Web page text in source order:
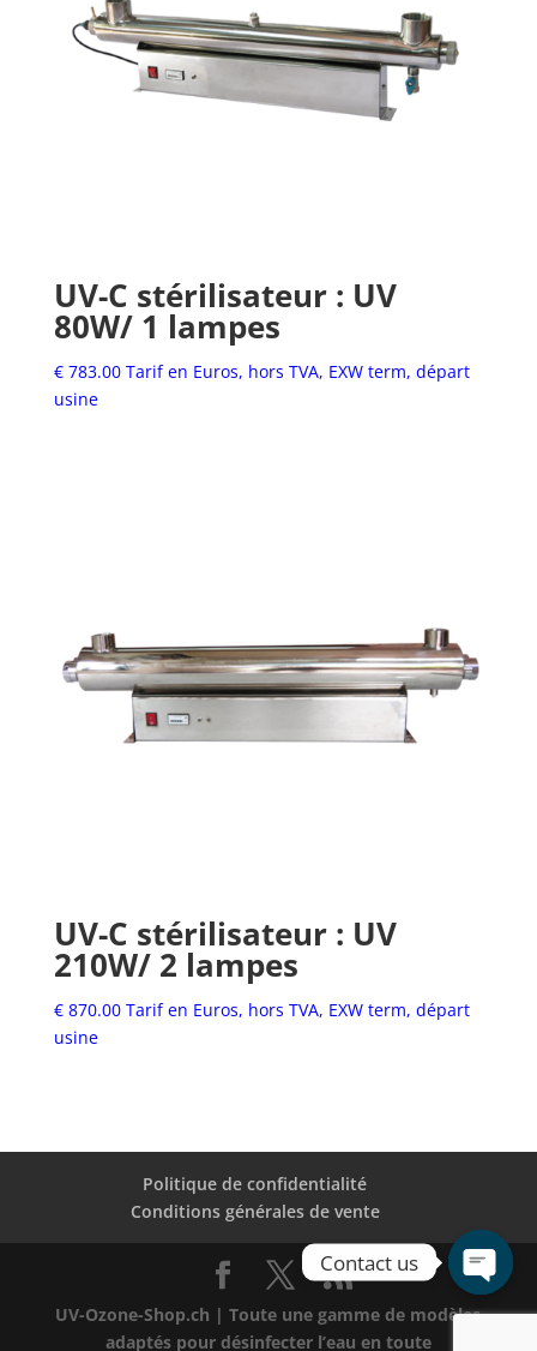
UV-C stérilisateur : UV
80W/ 1 lampes
€783.00 Tarif en Euros, hors TVA, EXW term, départ
usine
UV-C stérilisateur : UV
210W/ 2 lampes
€870.00 Tarif en Euros, hors TVA, EXW term, départ
usine
Politique de confidentialité
Conditions générales de vente
UV-Ozone-Shop.ch | Toute une gamme de modèles
adaptés pour désinfecter l’eau en toute
Contact us